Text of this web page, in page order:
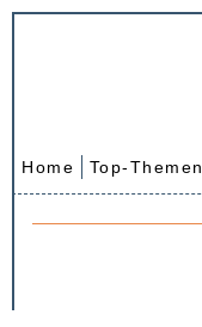
Home Top-Themen